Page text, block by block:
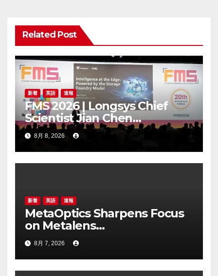
ン
Related Post
新着 英語 速報
FMS 2026 | Longsys Chief
Scientist Jian Chen
Highlights the Storage
Foundry Model for Edge AI
8月 8, 2026
新着 英語 速報
MetaOptics Sharpens Focus
on Metalens
Commercialisation;
Withdraws Nasdaq Listing
Application, and Defers U.S.
8月 7, 2026